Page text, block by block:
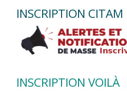
INSCRIPTION CITAM
INSCRIPTION VOILÀ